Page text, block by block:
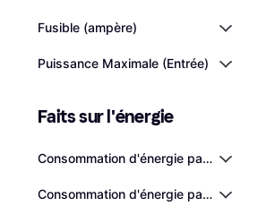
Fusible (ampère)
Puissance Maximale (Entrée)
Faits sur l'énergie
Consommation d'énergie par 100 cycles
Consommation d'énergie par cycle